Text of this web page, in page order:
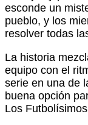
esconde un
pueblo, y los
resolver todas
La historia
equipo con el
serie en una de
buena opción
Los